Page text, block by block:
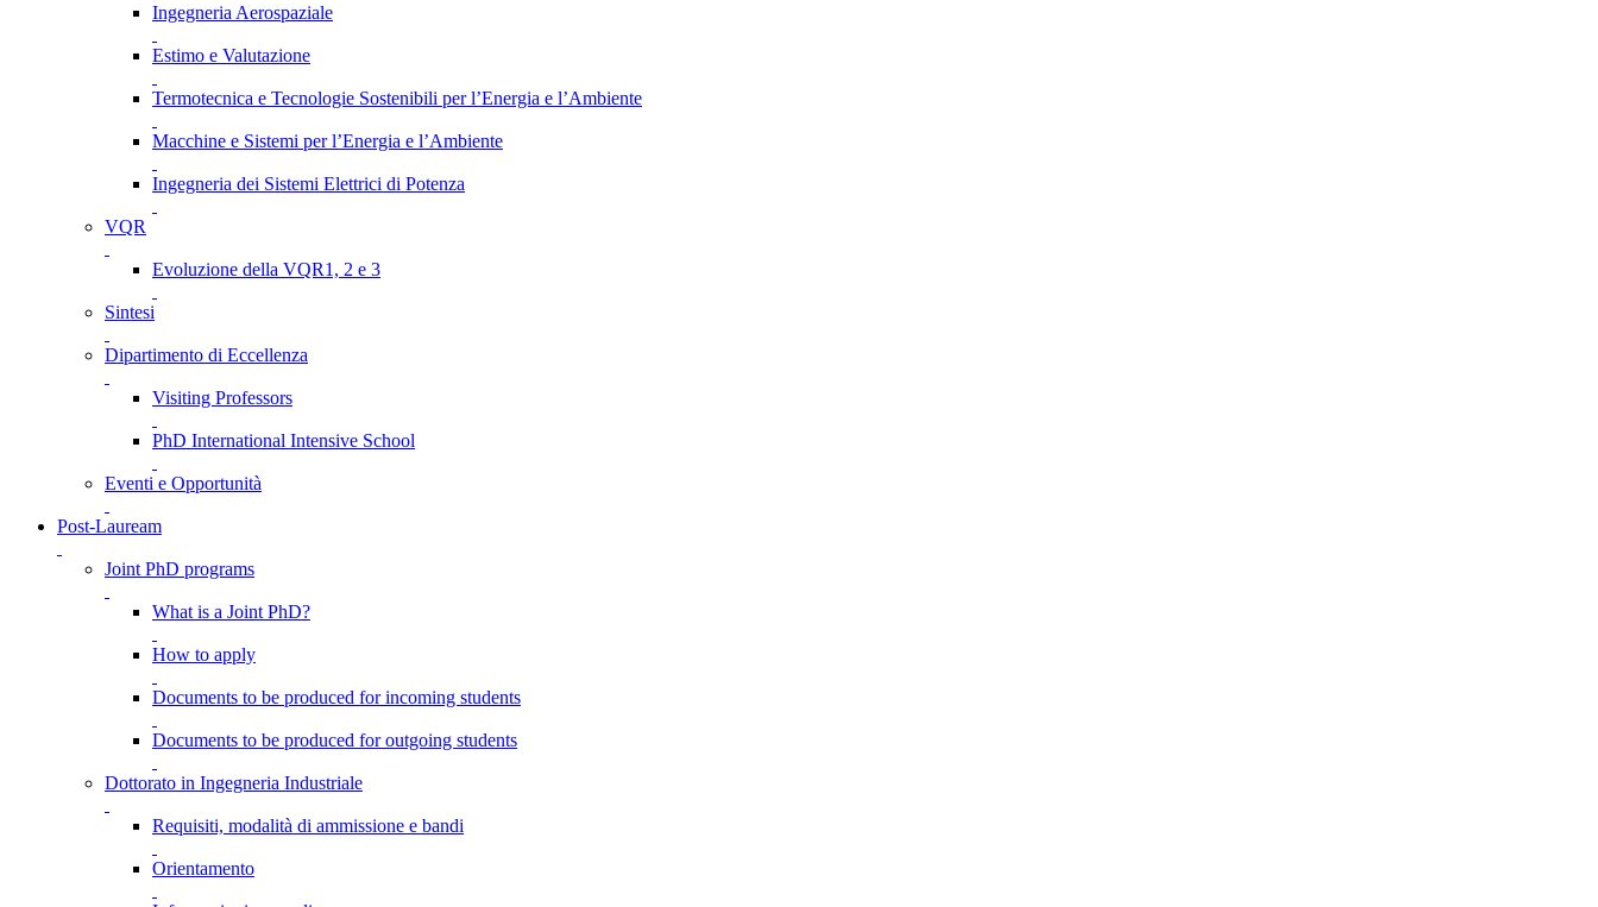
Ingegneria Aerospaziale
Estimo e Valutazione
Termotecnica e Tecnologie Sostenibili per l’Energia e l’Ambiente
Macchine e Sistemi per l’Energia e l’Ambiente
Ingegneria dei Sistemi Elettrici di Potenza
VQR
Evoluzione della VQR1, 2 e 3
Sintesi
Dipartimento di Eccellenza
Visiting Professors
PhD International Intensive School
Eventi e Opportunità
Post-Lauream
Joint PhD programs
What is a Joint PhD?
How to apply
Documents to be produced for incoming students
Documents to be produced for outgoing students
Dottorato in Ingegneria Industriale
Requisiti, modalità di ammissione e bandi
Orientamento